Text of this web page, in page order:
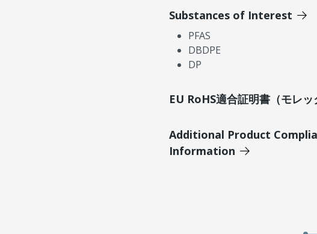
Substances of Interest
PFAS
DBDPE
DP
EU RoHS適合証明書（モレッ
Additional Product
Information